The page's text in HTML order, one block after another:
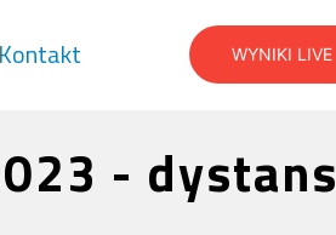
Kontakt WYNIKI LIVE
- dystans